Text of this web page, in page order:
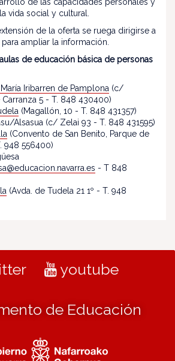
vida social y cultural.
de la oferta se ruega dirigirse a
ampliar la información.
de educación básica de personas
María Iribarren de Pamplona (c/
5 - T. 848 430400)
(Magallón, 10 - T. 848 431357)
Alsasua (c/ Zelai 93 - T. 848 431595)
(Convento de San Benito, Parque de
948 556400)
- T 848
(Avda. de Tudela 21 1º - T. 948
youtube
de Educación